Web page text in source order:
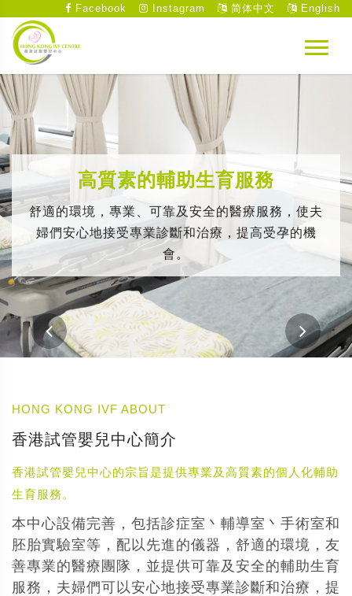
Facebook Instagram 简体中文 English
高質素的輔助生育服務
舒適的環境，專業、可靠及安全的醫療服務，使夫
婦們安心地接受專業診斷和治療，提高受孕的機
會。
HONG KONG IVF ABOUT
香港試管嬰兒中心簡介
香港試管嬰兒中心的宗旨是提供專業及高質素的個人化輔助
生育服務。
本中心設備完善，包括診症室丶輔導室丶手術室和
胚胎實驗室等，配以先進的儀器，舒適的環境，友
善專業的醫療團隊，並提供可靠及安全的輔助生育
服務，夫婦們可以安心地接受專業診斷和治療，提